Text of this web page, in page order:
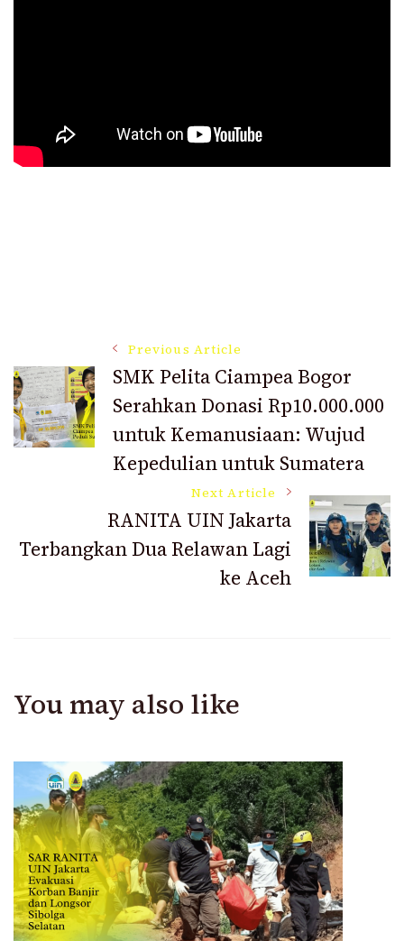
Post
Navigation
Previous Article
SMK Pelita Ciampea Bogor
Serahkan Donasi Rp10.000.000
untuk Kemanusiaan: Wujud
Kepedulian untuk Sumatera
Next Article
RANITA UIN Jakarta
Terbangkan Dua Relawan Lagi
ke Aceh
You may also like